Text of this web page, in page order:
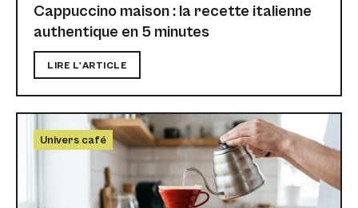
Cappuccino maison : la recette italienne
authentique en 5 minutes
LIRE L'ARTICLE
Univers café